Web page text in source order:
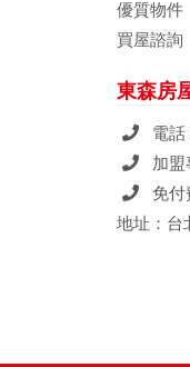
優質物件
買屋諮詢
東森房
電話
加盟
免付
地址：台